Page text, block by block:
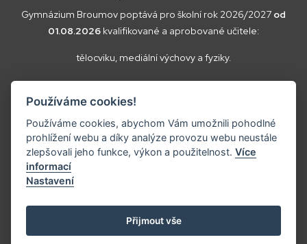
Gymnázium Broumov poptává pro školní rok 2026/2027 od
01.08.2026 kvalifikované a aprobované učitele:
tělocviku, mediální výchovy a fyziky.
Vaše doplňující dotazy k poptávce a případné nabídky zasílejte
prosím nareditel@gybroumov.cz
Tvorba webových stránek:
Copyright ©2025
Používáme cookies!
Používáme cookies, abychom Vám umožnili pohodlné
prohlížení webu a díky analýze provozu webu neustále
zlepšovali jeho funkce, výkon a použitelnost.Více
informací
Nastavení
Přijmout vše